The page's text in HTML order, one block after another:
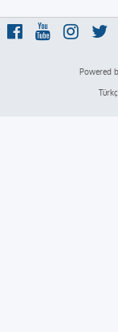
Powered